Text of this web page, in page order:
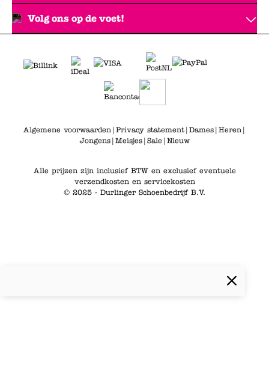
Volg ons op de voet!
Algemene voorwaarden| Privacy statement| Dames| Heren|
Jongens| Meisjes| Sale| Nieuw
Alle prijzen zijn inclusief BTW en exclusief eventuele
verzendkosten en servicekosten
© 2025 - Durlinger Schoenbedrijf B.V.